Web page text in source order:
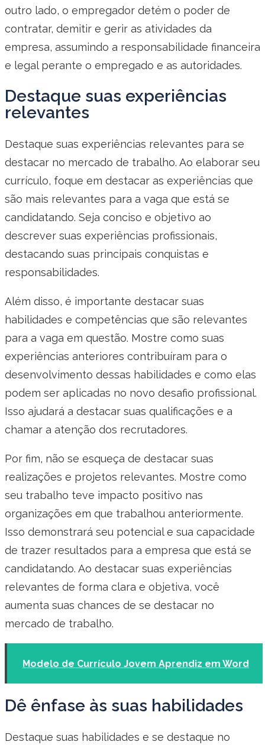
outro lado, o empregador detém o poder de
contratar, demitir e gerir as atividades da
empresa, assumindo a responsabilidade financeira
e legal perante o empregado e as autoridades.
Destaque suas experiências
relevantes
Destaque suas experiências relevantes para se
destacar no mercado de trabalho. Ao elaborar seu
currículo, foque em destacar as experiências que
são mais relevantes para a vaga que está se
candidatando. Seja conciso e objetivo ao
descrever suas experiências profissionais,
destacando suas principais conquistas e
responsabilidades.
Além disso, é importante destacar suas
habilidades e competências que são relevantes
para a vaga em questão. Mostre como suas
experiências anteriores contribuíram para o
desenvolvimento dessas habilidades e como elas
podem ser aplicadas no novo desafio profissional.
Isso ajudará a destacar suas qualificações e a
chamar a atenção dos recrutadores.
Por fim, não se esqueça de destacar suas
realizações e projetos relevantes. Mostre como
seu trabalho teve impacto positivo nas
organizações em que trabalhou anteriormente.
Isso demonstrará seu potencial e sua capacidade
de trazer resultados para a empresa que está se
candidatando. Ao destacar suas experiências
relevantes de forma clara e objetiva, você
aumenta suas chances de se destacar no
mercado de trabalho.
Modelo de Currículo Jovem Aprendiz em Word
Dê ênfase às suas habilidades
Destaque suas habilidades e se destaque no